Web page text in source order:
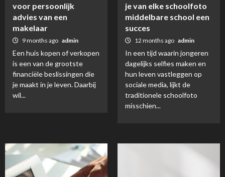
voor persoonlijk
advies van een
makelaar
9 months ago admin
Een huis kopen of verkopen
is een van de grootste
financiële beslissingen die
je maakt in je leven. Daarbij
wil...
je van elke schoolfoto
middelbare school een
succes
12 months ago admin
In een tijd waarin jongeren
dagelijks selfies maken en
hun leven vastleggen op
sociale media, lijkt de
traditionele schoolfoto
misschien...